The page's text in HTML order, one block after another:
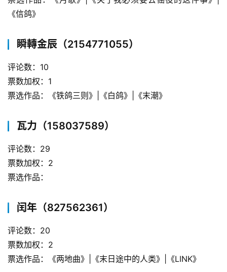
《信鸽》
瞬轉金辰（2154771055）
评论数：10
票数加权：1
票选作品：《铁鸽三则》|《白鸽》|《末潮》
瓦力（158037589）
评论数：29
票数加权：2
票选作品：
闰年（827562361）
评论数：20
票数加权：2
票选作品：《两地曲》|《末日途中的人类》|《LINK》